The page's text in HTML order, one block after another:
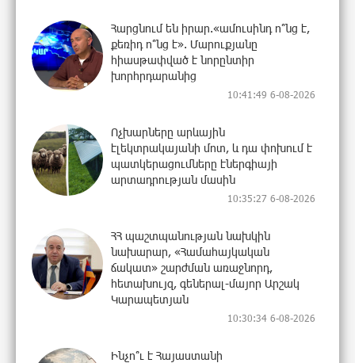
Հարցնում են իրար.«ամուսինդ ո՞նց է,
քեռիդ ո՞նց է». Մարուքյանը
հիասթափված է նորընտիր
խորհրդարանից
10:41:49 6-08-2026
Ոչխարները արևային
էլեկտրակայանի մոտ, և դա փոխում է
պատկերացումները էներգիայի
արտադրության մասին
10:35:27 6-08-2026
ՀՀ պաշտպանության նախկին
նախարար, «Համահայկական
ճակատ» շարժման առաջնորդ,
հետախույզ, գեներալ-մայոր Արշակ
Կարապետյան
10:30:34 6-08-2026
Ինչո՞ւ է Հայաստանի